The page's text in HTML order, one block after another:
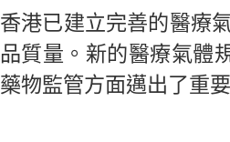
香港已建立完善的醫療
品質量。新的醫療氣體
藥物監管方面邁出了重